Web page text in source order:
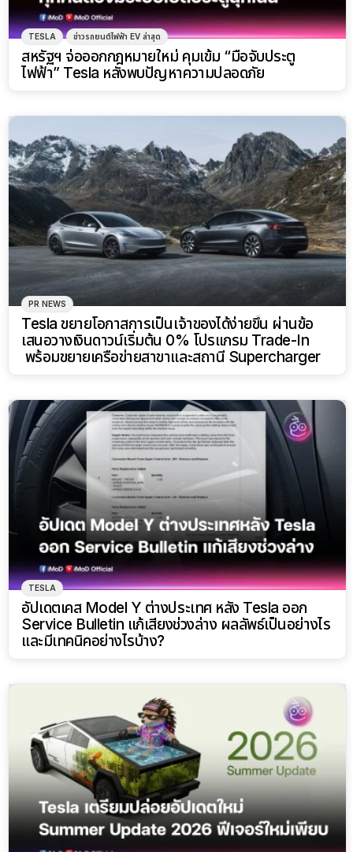
TESLA ข่าวรถยนต์ไฟฟ้า EV ล่าสุด
สหรัฐฯ จ่อออกกฎหมายใหม่ คุมเข้ม “มือจับประตู
ไฟฟ้า” Tesla หลังพบปัญหาความปลอดภัย
PR NEWS
Tesla ขยายโอกาสการเป็นเจ้าของได้ง่ายขึ้น ผ่านข้อ
เสนอวางเงินดาวน์เริ่มต้น 0% โปรแกรม Trade-In
พร้อมขยายเครือข่ายสาขาและสถานี Supercharger
TESLA
อัปเดตเคส Model Y ต่างประเทศ หลัง Tesla ออก
Service Bulletin แก้เสียงช่วงล่าง ผลลัพธ์เป็นอย่างไร
และมีเทคนิคอย่างไรบ้าง?